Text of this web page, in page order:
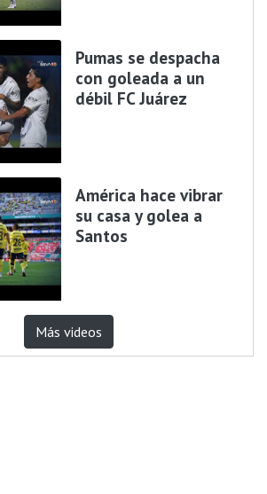
Pumas se despacha
con goleada a un
débil FC Juárez
América hace vibrar
su casa y golea a
Santos
Más videos